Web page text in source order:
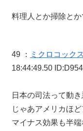
料理人とか掃除と
49 ： ミクロコックス
18:44:49.50
日本の司法って動
じゃあアメリカほ
マイナス効果も半